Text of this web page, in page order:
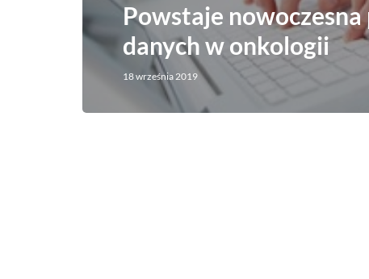
Powstaje
danych w onkologii
18 września 2019